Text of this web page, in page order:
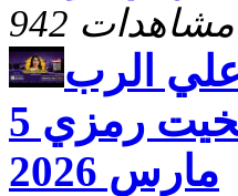
942 مشاهدات
الرب
شيء ) مع الاخت رفقه بخيت والاخ بخيت رمزي 5
مارس 2026